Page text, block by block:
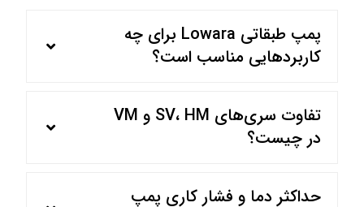
پمپ طبقاتی Lowara برای چه
کاربردهایی مناسب است؟
تفاوت سری‌های SV، HM و VM
در چیست؟
حداکثر دما و فشار کاری پمپ